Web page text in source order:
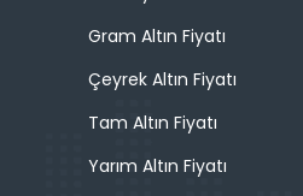
Gram Altın Fiyatı
Çeyrek Altın Fiyatı
Tam Altın Fiyatı
Yarım Altın Fiyatı